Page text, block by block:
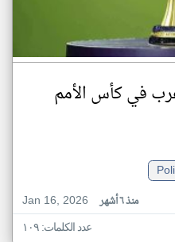
عرب في كأس الأمم
Jan 16, 2026
منذ ٦ أشهر
عدد الكلمات: ١٠٩